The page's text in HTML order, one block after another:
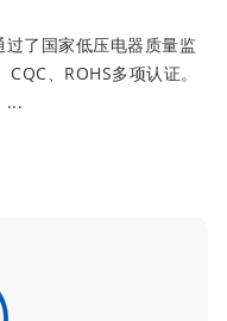
了国家低压电器质量监
、ROHS多项认证。
...